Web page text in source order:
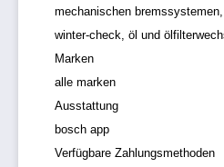
mechanischen
winter-check, öl und
Marken
alle marken
Ausstattung
bosch app
Verfügbare Zahlungsmethoden